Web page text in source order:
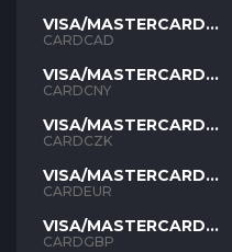
VISA/MASTERCARD
CAD
CARDCAD
VISA/MASTERCARD
CNY
CARDCNY
VISA/MASTERCARD
CZK
CARDCZK
VISA/MASTERCARD
EUR
CARDEUR
VISA/MASTERCARD
GBP
CARDGBP